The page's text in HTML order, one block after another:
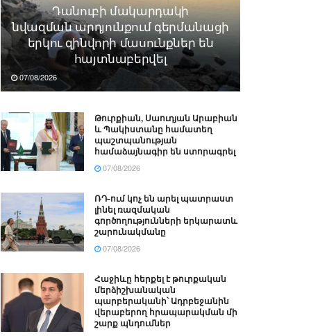
Դանուբի մակարդակի
նվազման արդյունքում գերմանացի
երկու զինվորի մասունքներ են
հայտնաբերվել
07/08/2026
Թուրքիան, Սաուդյան Արաբիան
և Պակիստանը համատեղ
պաշտպանության
համաձայնագիր են ստորագրել
07/08/2026
ՌԴ-ում կոչ են արել պատրաստ
լինել ռազմական
գործողությունների երկարատև
շարունակմանը
07/08/2026
Հաջիևը հերքել է թուրքական
մերձիշխանական
պարբերականի՝ Ադրբեջանին
վերաբերող հրապարակման մի
շարք պնդումներ